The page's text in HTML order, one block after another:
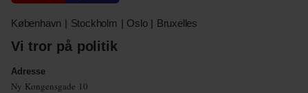
København | Stockholm | Oslo | Bruxelles
Vi tror på politik
Adresse
Ny Kongensgade 10